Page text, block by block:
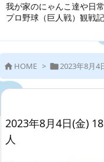
我が家のにゃんこ達や日
プロ野球（巨人戦）観戦
 HOME > 2023年8月4
2023年8月4日(金)
人